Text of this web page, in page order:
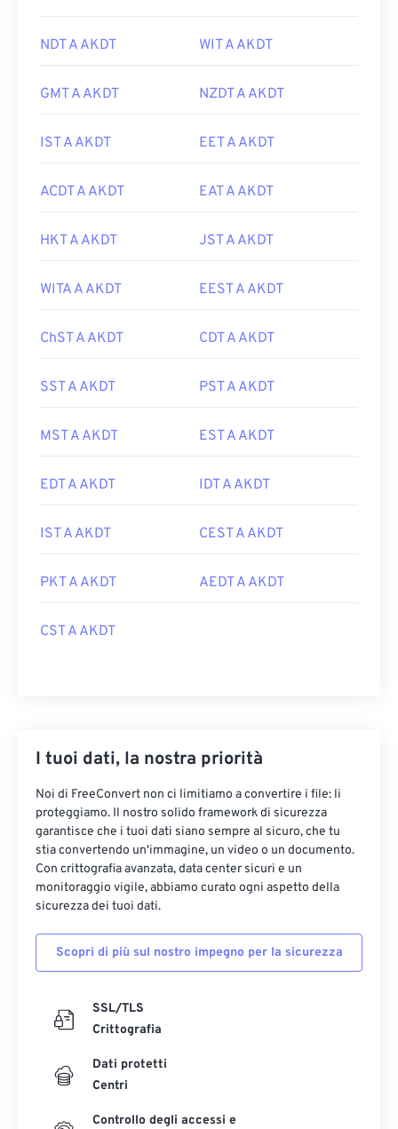
NDT A AKDT WIT A AKDT
GMT A AKDT NZDT A AKDT
IST A AKDT EET A AKDT
ACDT A AKDT EAT A AKDT
HKT A AKDT JST A AKDT
WITA A AKDT EEST A AKDT
ChST A AKDT CDT A AKDT
SST A AKDT PST A AKDT
MST A AKDT EST A AKDT
EDT A AKDT IDT A AKDT
IST A AKDT CEST A AKDT
PKT A AKDT AEDT A AKDT
CST A AKDT
I tuoi dati, la nostra priorità
Noi di FreeConvert non ci limitiamo a convertire i file: li
proteggiamo. Il nostro solido framework di sicurezza
garantisce che i tuoi dati siano sempre al sicuro, che tu
stia convertendo un'immagine, un video o un documento.
Con crittografia avanzata, data center sicuri e un
monitoraggio vigile, abbiamo curato ogni aspetto della
sicurezza dei tuoi dati.
Scopri di più sul nostro impegno per la sicurezza
SSL/TLS
Crittografia
Dati protetti
Centri
Controllo degli accessi e